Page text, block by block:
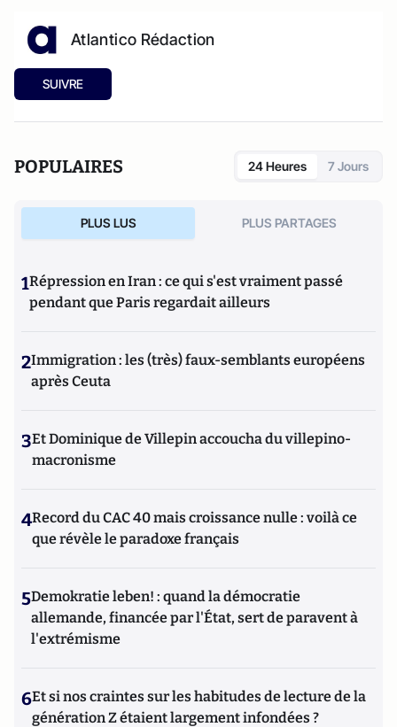
Atlantico Rédaction
SUIVRE
POPULAIRES 24 Heures 7 Jours
PLUS LUS PLUS PARTAGES
1Répression en Iran : ce qui s'est vraiment passé
pendant que Paris regardait ailleurs
2Immigration : les (très) faux-semblants européens
après Ceuta
3Et Dominique de Villepin accoucha du villepino-
macronisme
4Record du CAC 40 mais croissance nulle : voilà ce
que révèle le paradoxe français
5Demokratie leben! : quand la démocratie
allemande, financée par l'État, sert de paravent à
l'extrémisme
6Et si nos craintes sur les habitudes de lecture de la
génération Z étaient largement infondées ?